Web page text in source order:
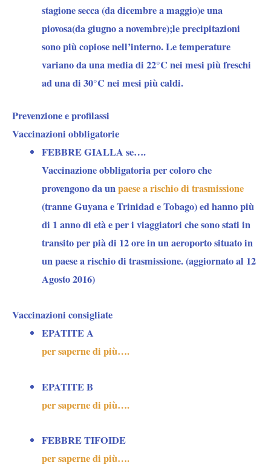
stagione secca (da dicembre a maggio)e una
piovosa(da giugno a novembre);le precipitazioni
sono più copiose nell’interno. Le temperature
variano da una media di 22°C nei mesi più freschi
ad una di 30°C nei mesi più caldi.
Prevenzione e profilassi
Vaccinazioni obbligatorie
FEBBRE GIALLA se….
Vaccinazione obbligatoria per coloro che
provengono da unpaese a rischio di trasmissione
(tranne Guyana e Trinidad e Tobago) ed hanno più
di 1 anno di età e per i viaggiatori che sono stati in
transito per pià di 12 ore in un aeroporto situato in
un paese a rischio di trasmissione. (aggiornato al 12
Agosto 2016)
Vaccinazioni consigliate
EPATITE A
per saperne di più….
EPATITE B
per saperne di più….
FEBBRE TIFOIDE
per saperne di più….